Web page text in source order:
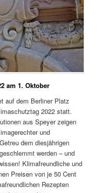
am 1. Oktober
auf dem Berliner Platz
2022 statt.
aus Speyer zeigen
und
dem diesjährigen
werden – und
Klimafreundliche und
Preisen von je 50 Cent
Rezepten